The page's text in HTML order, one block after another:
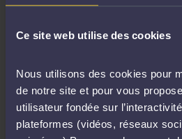
Ce site web utilise des cookies
Nous utilisons des cookies pour
de notre site et pour vous
utilisateur fondée sur
plateformes (vidéos, réseaux